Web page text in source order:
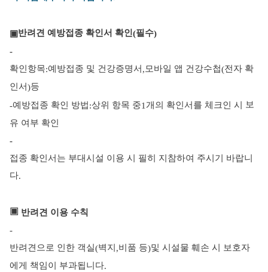
▣반려견 예방접종 확인서 확인 (필수)
-
확인항목:예방접종 및 건강증명서 ,모바일 앱 건강수첩(전자 확
인서)등
-예방접종 확인 방법:상위 항목 중1 개의 확인서를 체크인 시 보
유 여부 확인
-
접종 확인서는 부대시설 이용 시 필히 지참하여 주시기 바랍니
다.
▣ 반려견 이용 수칙
-
반려견으로 인한 객실(벽지 ,비품 등)및 시설물 훼손 시 보호자
에게 책임이 부과됩니다.